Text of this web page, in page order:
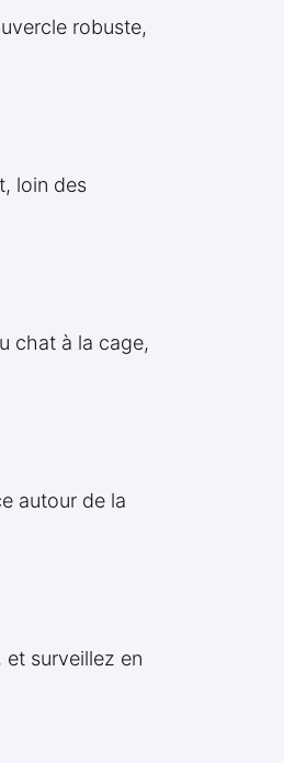
robuste,
loin des
chat à la cage,
autour de la
et surveillez en